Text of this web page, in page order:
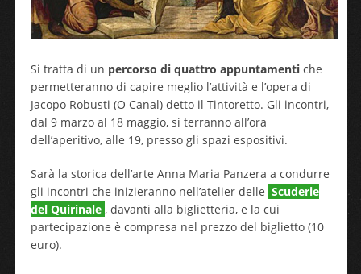
Si tratta di un percorso di quattro appuntamentiche
permetteranno di capire meglio l’attività e l’opera di
Jacopo Robusti (O Canal) detto il Tintoretto. Gli incontri,
dal 9 marzo al 18 maggio, si terranno all’ora
dell’aperitivo, alle 19, presso gli spazi espositivi.
Sarà la storica dell’arte Anna Maria Panzera a condurre
gli incontri che inizieranno nell’atelier delle Scuderie
del Quirinale , davanti alla biglietteria, e la cui
partecipazione è compresa nel prezzo del biglietto (10
euro).